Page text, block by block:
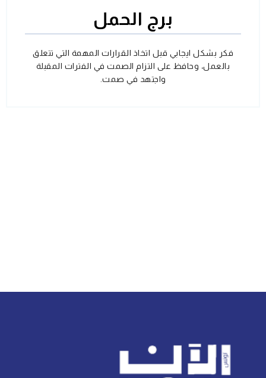
برج الحمل
فكر بشكل ايجابي قبل اتخاذ القرارات المهمة التي تتعلق
بالعمل، وحافظ على التزام الصمت في الفترات المقبلة
واجتهد في صمت.